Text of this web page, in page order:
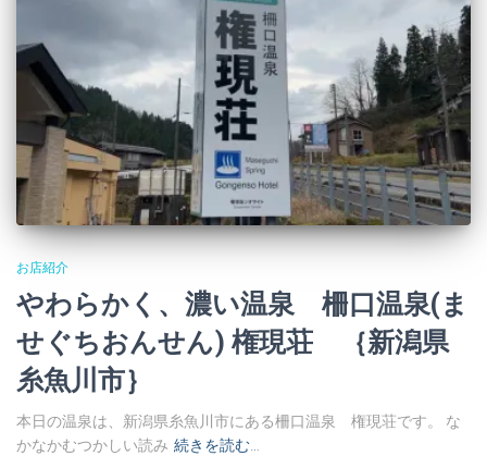
お店紹介
やわらかく、濃い温泉 柵口温泉(ま
せぐちおんせん) 権現荘 ｛新潟県
糸魚川市｝
本日の温泉は、新潟県糸魚川市にある柵口温泉 権現荘です。 な
かなかむつかしい読み 続きを読む…